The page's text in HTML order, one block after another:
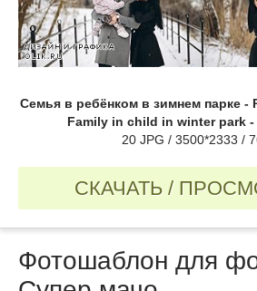
Семья в ребёнком в зимнем парке -
Family in child in winter park
20 JPG / 3500*2333 /
СКАЧАТЬ /
Фотошаблон для